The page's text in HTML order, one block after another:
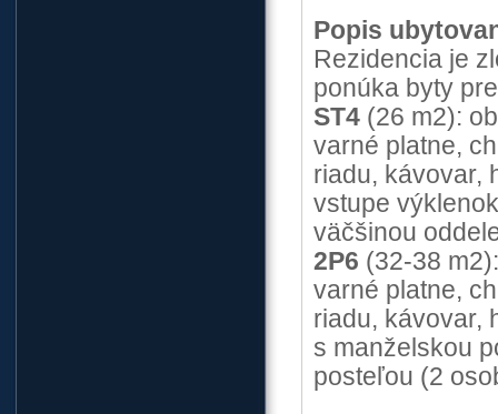
Popis
Rezidencia je
ponúka byty
ST4 (26 m2):
varné platne,
riadu, kávovar,
vstupe
väčšinou
2P6 (32-38
varné platne,
riadu, kávovar,
s manželskou
posteľou (2